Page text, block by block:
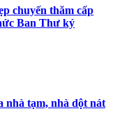
chuyến thăm cấp
Ban Thư ký
tạm, nhà dột nát